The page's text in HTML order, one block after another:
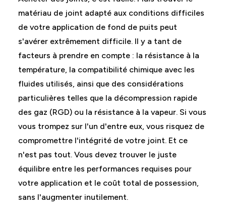
matériau de joint adapté aux conditions difficiles
de votre application de fond de puits peut
s'avérer extrêmement difficile. Il y a tant de
facteurs à prendre en compte : la résistance à la
température, la compatibilité chimique avec les
fluides utilisés, ainsi que des considérations
particulières telles que la décompression rapide
des gaz (RGD) ou la résistance à la vapeur. Si vous
vous trompez sur l'un d'entre eux, vous risquez de
compromettre l'intégrité de votre joint. Et ce
n'est pas tout. Vous devez trouver le juste
équilibre entre les performances requises pour
votre application et le coût total de possession,
sans l'augmenter inutilement.